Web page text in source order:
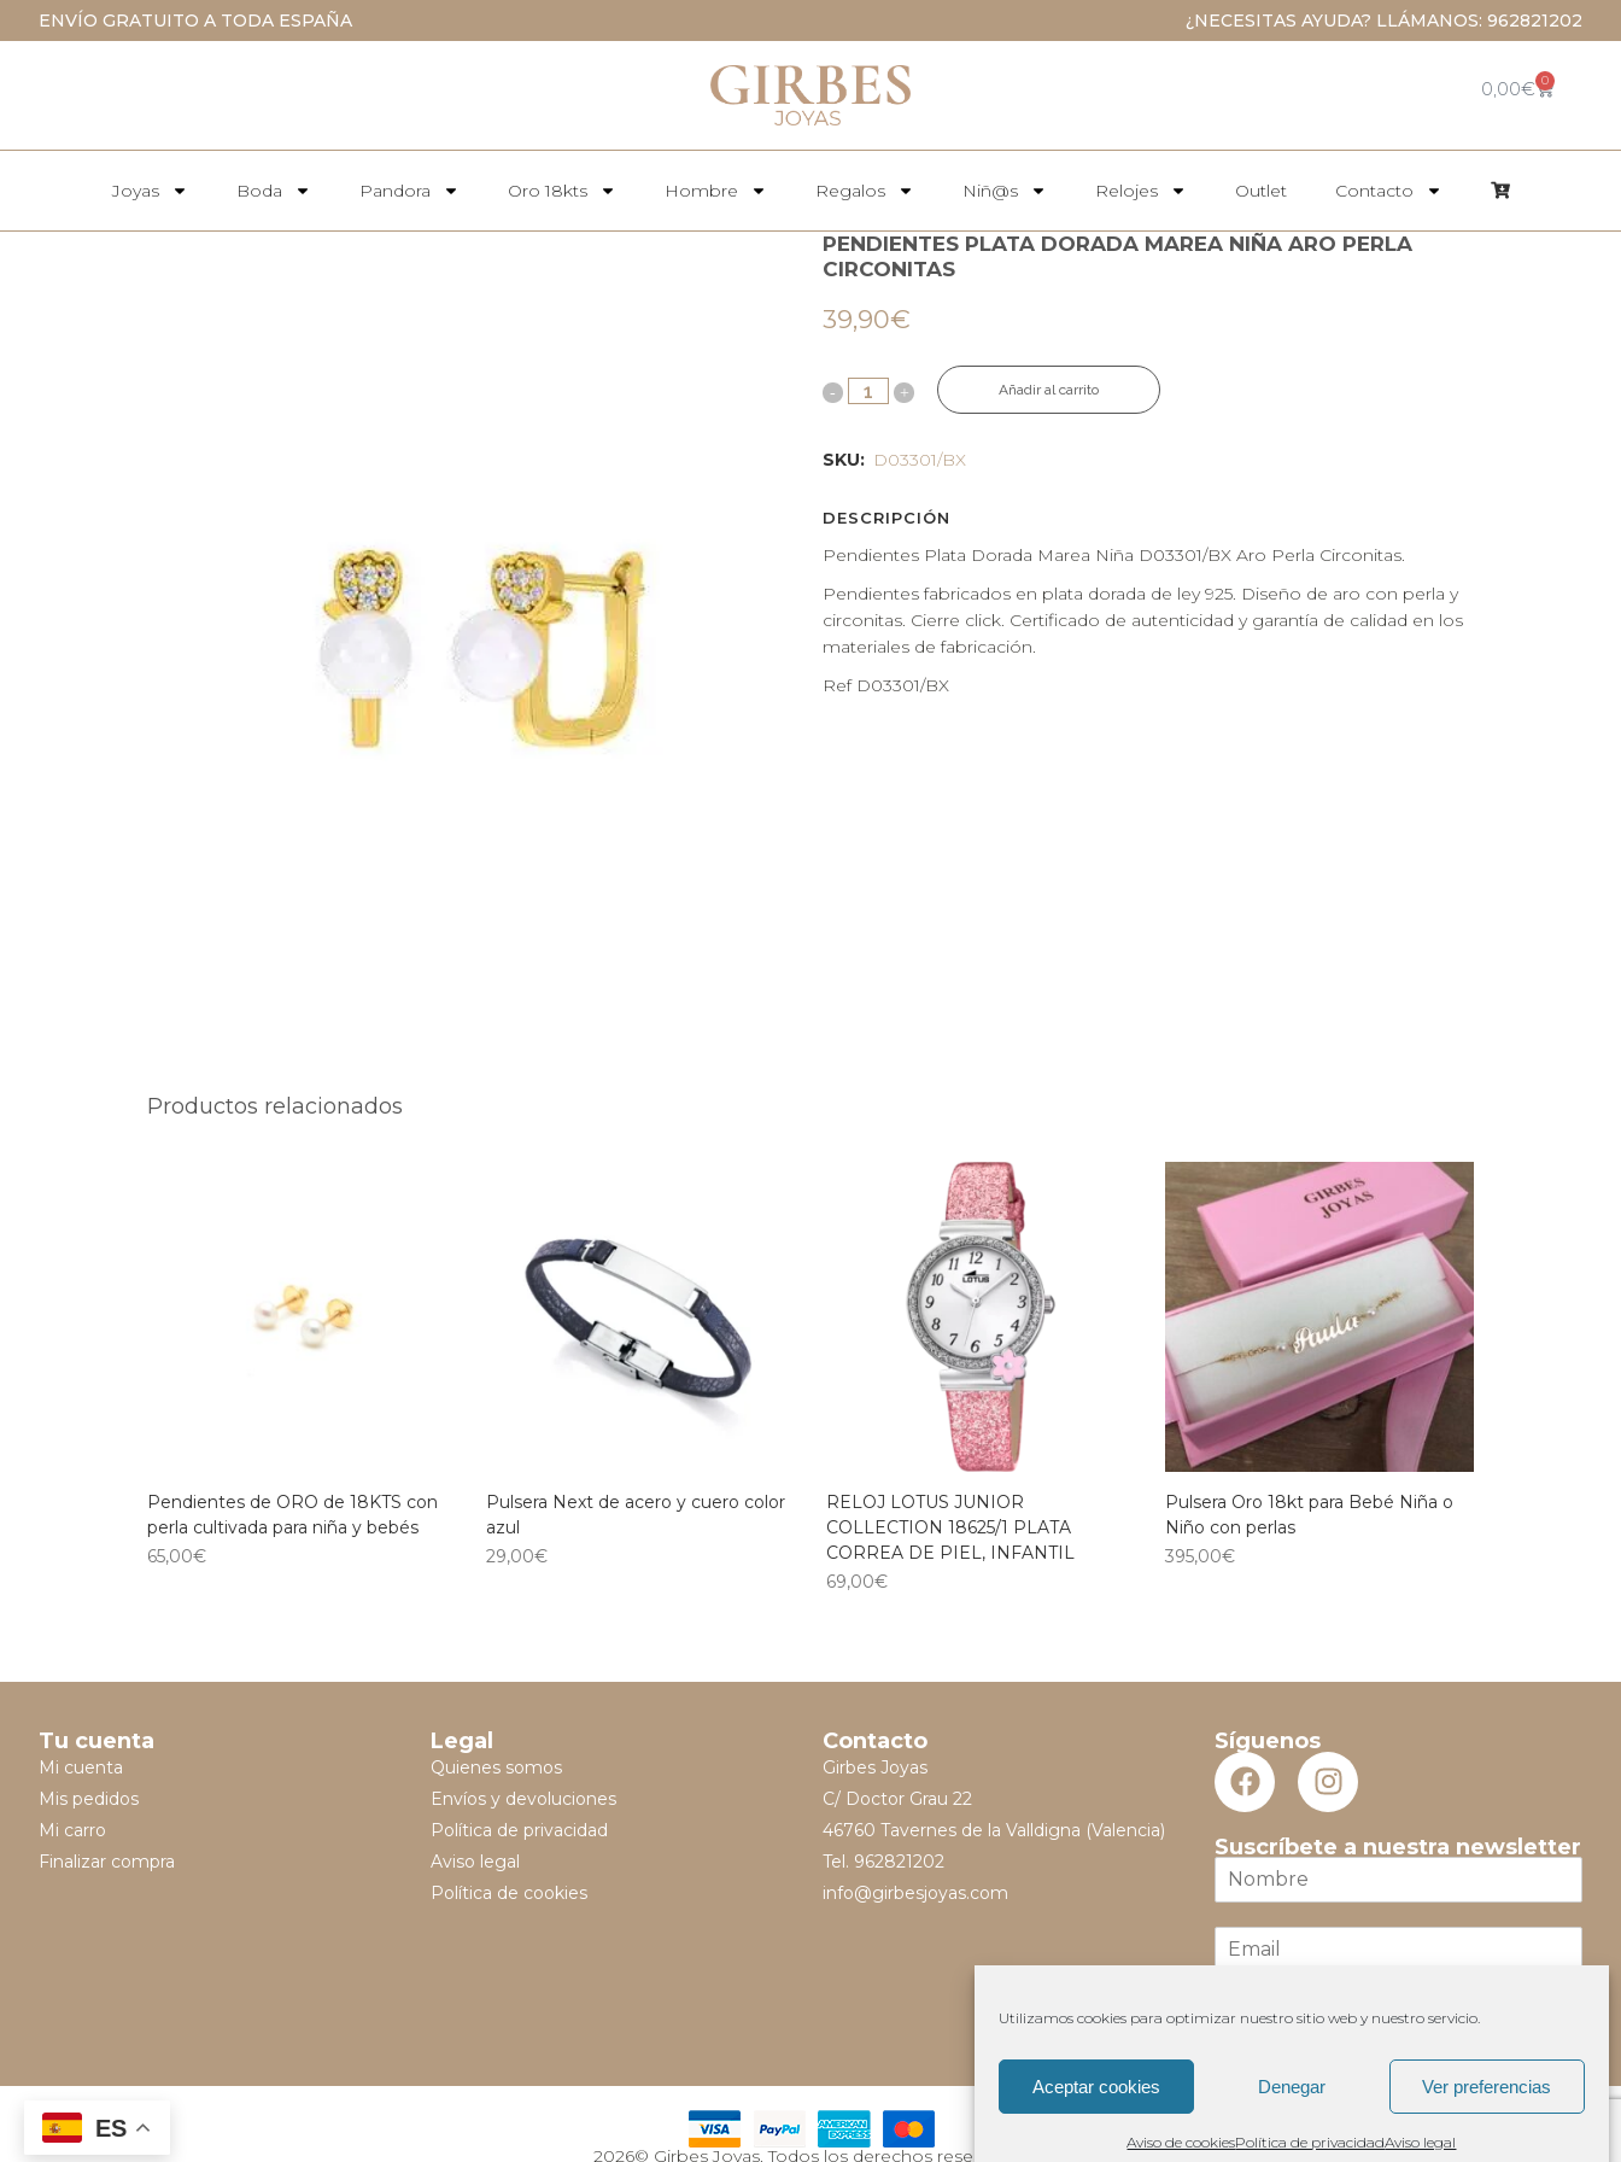
Utilizamos cookies para optimizar nuestro sitio web y nuestro servicio.
Aceptar cookies Denegar Ver preferencias
Aviso de cookiesPolítica de privacidadAviso legal
ENVÍO GRATUITO A TODA ESPAÑA ¿NECESITAS AYUDA? LLÁMANOS: 962821202
0,00€ 0
Joyas Boda Pandora Oro 18kts Hombre Regalos Niñ@s Relojes Outlet Contacto
PENDIENTES PLATA DORADA MAREA NIÑA ARO PERLA
CIRCONITAS
39,90€
Añadir al carrito
SKU: D03301/BX
DESCRIPCIÓN
Pendientes Plata Dorada Marea Niña D03301/BX Aro Perla Circonitas.
Pendientes fabricados en plata dorada de ley 925. Diseño de aro con perla y
circonitas. Cierre click. Certificado de autenticidad y garantía de calidad en los
materiales de fabricación.
Ref D03301/BX
Productos relacionados
Pendientes de ORO de 18KTS con
perla cultivada para niña y bebés
65,00€
Pulsera Next de acero y cuero color
azul
29,00€
RELOJ LOTUS JUNIOR
COLLECTION 18625/1 PLATA
CORREA DE PIEL, INFANTIL
69,00€
Pulsera Oro 18kt para Bebé Niña o
Niño con perlas
395,00€
Tu cuenta
Mi cuenta
Mis pedidos
Mi carro
Finalizar compra
Legal
Quienes somos
Envíos y devoluciones
Política de privacidad
Aviso legal
Política de cookies
Contacto
Girbes Joyas
C/ Doctor Grau 22
46760 Tavernes de la Valldigna (Valencia)
Tel. 962821202
info@girbesjoyas.com
Síguenos
Suscríbete a nuestra newsletter
r
*
m
Suscribir
2026© Girbes Joyas. Todos los derechos reservados
ES